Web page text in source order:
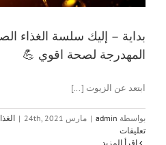
بداية – إليك سلسة الغذاء
المهدرجة لصحة اقوي 💪
ابتعد عن الزيوت [...]
بواسطة admin
| مارس 24th, 2021 |
تعليقات